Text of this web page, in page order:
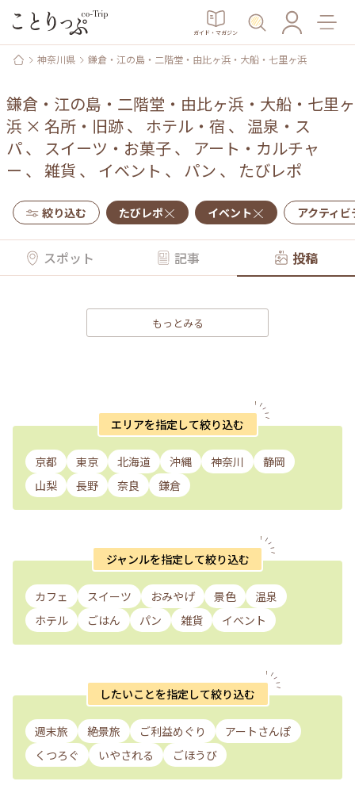
ガイド・マガジン
神奈川県 鎌倉・江の島・二階堂・由比ヶ浜・大船・七里ヶ浜
鎌倉・江の島・二階堂・由比ヶ浜・大船・七里ヶ
浜 × 名所・旧跡、 ホテル・宿 、 温泉・ス
パ、 スイーツ・お菓子、 アート・カルチャ
ー 、 雑貨 、 イベント 、 パン 、 たびレポ
絞り込む たびレポ イベント アクティ
スポット 記事 投稿
もっとみる
エリアを指定して絞り込む
京都 東京 北海道 沖縄 神奈川
静岡
山梨
長野 奈良 鎌倉
ジャンルを指定して絞り込む
カフェ スイーツ おみやげ 景色
温泉
ホテル
ごはん パン 雑貨 イベント
したいことを指定して絞り込む
週末旅 絶景旅 ご利益めぐり
アートさんぽ
くつろぐ
いやされる ごほうび